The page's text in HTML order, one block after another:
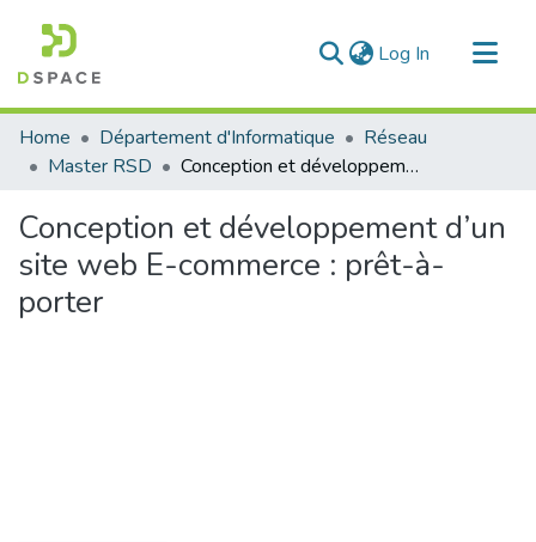
Log In (current)
Communities & Collections
All of DSpace
Home Département d'Informatique
Réseau
Master RSD
Conception et développement d’un site web E-commerce : prêt-à-porter
Conception et développement d’un
site web E-commerce : prêt-à-
porter